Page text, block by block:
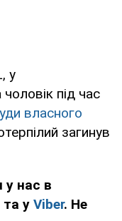
у
під час
власного
загинув
у нас в
у Viber. Не